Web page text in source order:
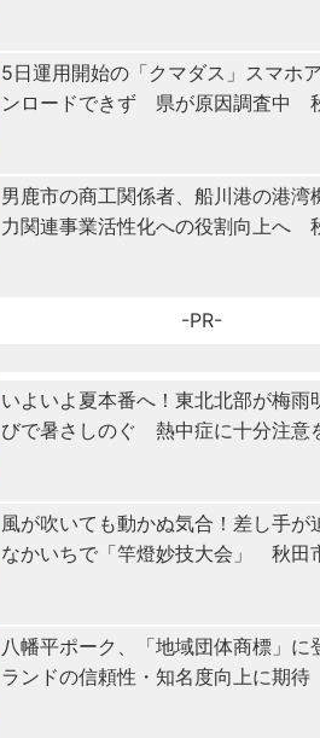
5日運用開始の「クマダス」スマホ
ンロードできず 県が原因調査中
男鹿市の商工関係者、船川港の港
力関連事業活性化への役割向上へ
-PR-
いよいよ夏本番へ！東北北部が梅
びで暑さしのぐ 熱中症に十分注
風が吹いても動かぬ気合！差し手
なかいちで「竿燈妙技大会」 秋田
八幡平ポーク、「地域団体商標」
ランドの信頼性・知名度向上に期